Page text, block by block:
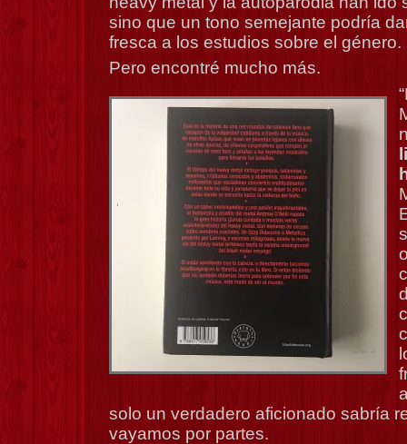
sino que un tono semejante podría
fresca a los estudios sobre el género.
Pero encontré mucho más.
solo un verdadero aficionado sabría
vayamos por partes.